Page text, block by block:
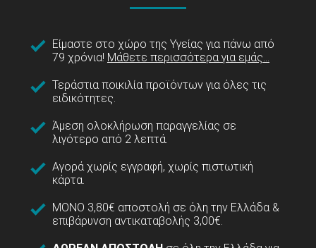
Είμαστε στο χώρο της Υγείας για πάνω από
79 χρόνια! Μάθετε περισσότερα για εμάς...
Τεράστια ποικιλία προϊόντων για όλες τις
ειδικότητες.
Άμεση ολοκλήρωση παραγγελίας σε
λιγότερο από 2 λεπτά.
Αγορά χωρίς εγγραφή, χωρίς πιστωτική
κάρτα.
ΜΟΝΟ 3,80€ αποστολή σε όλη την Ελλάδα &
επιβάρυνση αντικαταβολής 3,00€.